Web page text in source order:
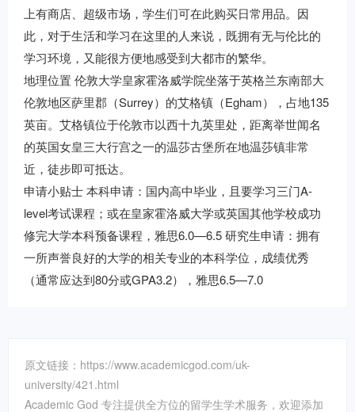
上有商店、超级市场，学生们可在此购买日常用品。因
此，对于生活和学习在这里的人来说，既拥有无与伦比的
学习环境，又能很方便地感受到大都市的繁华。
地理位置 伦敦大学皇家霍洛威学院坐落于英格兰东南部大
伦敦地区萨里郡（Surrey）的艾格镇（Egham），占地135
英亩。艾格镇位于伦敦市以西十九英里处，距离举世闻名
的英国女皇三大行宫之一的温莎古堡所在地温莎镇非常
近，徒步即可抵达。
申请小贴士 本科申请：国内高中毕业，且要学习三门A-
level考试课程；或在皇家霍洛威大学或英国其他学校成功
修完大学本科预备课程，雅思6.0—6.5 研究生申请：拥有
一所声誉良好的大学的相关专业的本科学位，成绩优秀
（通常应达到80分或GPA3.2），雅思6.5—7.0
原文链接：https://www.academicgod.com/uk-
university/421.html
Academic God 专注提供全方位的留学生学术服务，欢迎添加